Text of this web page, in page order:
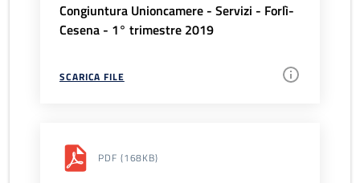
Congiuntura Unioncamere - Servizi - Forlì-
Cesena - 1° trimestre 2019
SCARICA FILE
PDF (168KB)